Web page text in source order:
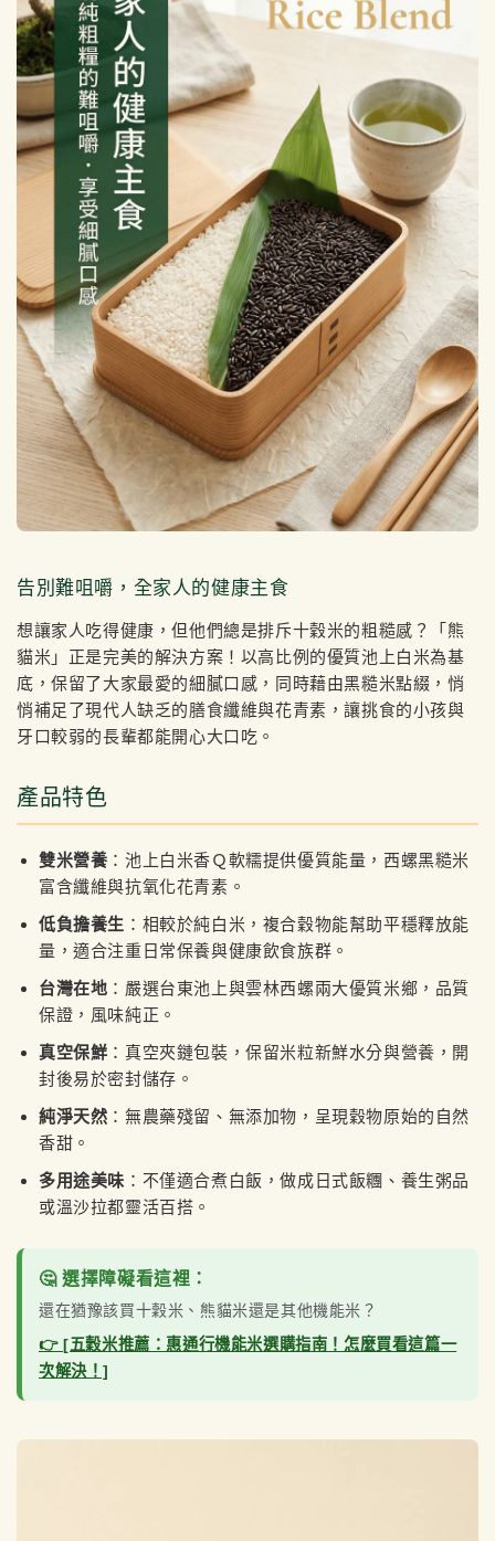
告別難咀嚼，全家人的健康主食
想讓家人吃得健康，但他們總是排斥十穀米的粗糙感？「熊
貓米」正是完美的解決方案！以高比例的優質池上白米為基
底，保留了大家最愛的細膩口感，同時藉由黑糙米點綴，悄
悄補足了現代人缺乏的膳食纖維與花青素，讓挑食的小孩與
牙口較弱的長輩都能開心大口吃。
產品特色
雙米營養 ：池上白米香Ｑ軟糯提供優質能量，西螺黑糙米
富含纖維與抗氧化花青素。
低負擔養生 ：相較於純白米，複合穀物能幫助平穩釋放能
量，適合注重日常保養與健康飲食族群。
台灣在地 ：嚴選台東池上與雲林西螺兩大優質米鄉，品質
保證，風味純正。
真空保鮮 ：真空夾鏈包裝，保留米粒新鮮水分與營養，開
封後易於密封儲存。
純淨天然 ：無農藥殘留、無添加物，呈現穀物原始的自然
香甜。
多用途美味 ：不僅適合煮白飯，做成日式飯糰、養生粥品
或溫沙拉都靈活百搭。
🤔 選擇障礙看這裡：
還在猶豫該買十穀米、熊貓米還是其他機能米？
👉 [五穀米推薦：惠通行機能米選購指南！怎麼買看這篇一
次解決！]